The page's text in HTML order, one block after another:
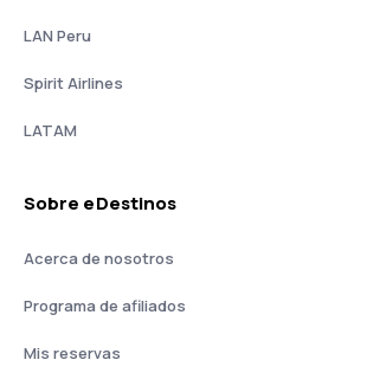
LAN Peru
Spirit Airlines
LATAM
Sobre eDestinos
Acerca de nosotros
Programa de afiliados
Mis reservas